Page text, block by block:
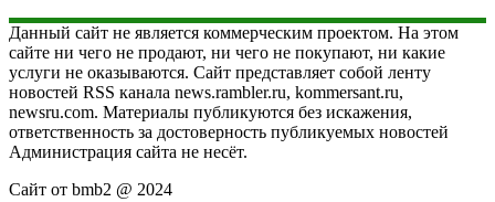
Данный сайт не является коммерческим проектом. На этом
сайте ни чего не продают, ни чего не покупают, ни какие
услуги не оказываются. Сайт представляет собой ленту
новостей RSS канала news.rambler.ru, kommersant.ru,
newsru.com. Материалы публикуются без искажения,
ответственность за достоверность публикуемых новостей
Администрация сайта не несёт.
Сайт от bmb2 @ 2024